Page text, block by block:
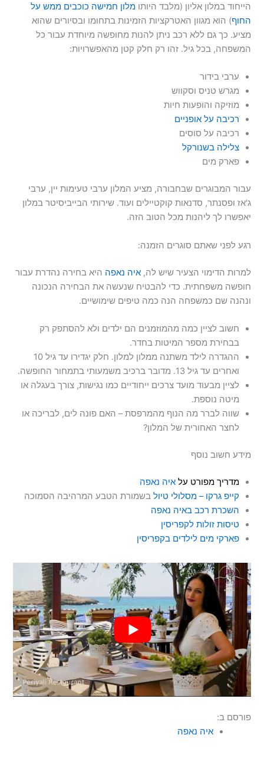
הייחוד במלון אליון (מלבד היותומלון חמישה כוכבים ממש על
החוף) הוא מגוון האטרקציות הזמינות בתחומו ובסיורים שהוא
מציע. כך גם ללא רכב ניתן להנות מחופשה מיוחדת עבור כל
המשפחה, בכל גיל. זהו רק חלק קטן מהאפשרויות:
ערבי בידור
מגרש טניס וסקווש
מוזיקה והופעות חיות
רכיבה על אופניים
רכיבה על סוסים
צלילה בשנורקל
פארק מים
עבור המבוגרים שבחבורה, מציע המלון ערבי טעימות יין, ערבי
ג'אז ופסנתר, סדנאות קוקטיילים ועוד. שירותי הבייביסיטר במלון
יאפשרו לך ליהנות מכל הטוב הזה.
רגע לפני שאתם סוגרים הזמנה:
למרות הדימוי הצעיר שיש לה,איה נאפה היא בחירה נהדרת עבור
חופשה משפחתית. כדי להבטיח שנעשה את הבחירה הנכונה
ונהנה שם כמשפחה הנה כמה טיפים שימושיים.
חשוב לציין כמה מהמוזמנים הם ילדים ולא להסתפק רק
בבחירת מספר המיטות בחדר.
ההגדרה לילד משתנה ממלון למלון. חלק יגדירו עד גיל 10
ואחרים עד גיל 13. מדובר ברכיב משמעותי בתמחור החופשה.
לציין מבעוד מועד צרכים ייחודיים כמו נגישות, צורך בעגלה או
מיטה נוספת.
שווה לברר מה הנוף מהמרפסת – האם פונה לים, לבריכה או
לחצר האחורית של המלון?
מידע חשוב נוסף
מדריך מפורט עלאיה נאפה
קייפ גרקו – מסלולי טיול בשמורת הטבע המרהיבה הסמוכה
השכרת רכב באיה נאפה
טיסות זולות לקפריסין
פארקי מים לילדים בקפריסין
פורסם ב:
איה נאפה